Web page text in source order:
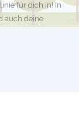
für dich in! In
auch deine